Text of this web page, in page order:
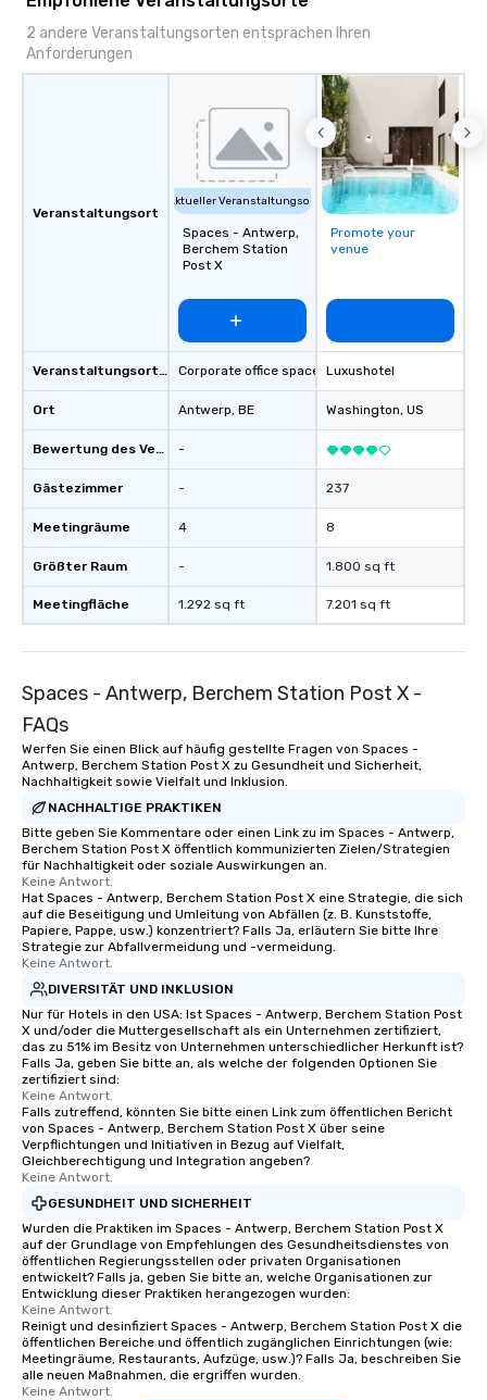
2 andere Veranstaltungsorten entsprachen Ihren
Anforderungen
Veranstaltungsort
Veranstaltungsortstyp
Ort
Bewertung des Veranstaltungsortes
Gästezimmer
Meetingräume
Größter Raum
Meetingfläche
Aktueller Veranstaltungsort
Spaces - Antwerp,
Berchem Station
Post X
Corporate office space
Antwerp, BE
-
-
4
-
1.292 sq ft
Promote your
venue
Luxushotel
Washington, US
237
8
1.800 sq ft
7.201 sq ft
Spaces - Antwerp, Berchem Station Post X -
FAQs
Werfen Sie einen Blick auf häufig gestellte Fragen von Spaces -
Antwerp, Berchem Station Post X zu Gesundheit und Sicherheit,
Nachhaltigkeit sowie Vielfalt und Inklusion.
NACHHALTIGE PRAKTIKEN
Bitte geben Sie Kommentare oder einen Link zu im Spaces - Antwerp,
Berchem Station Post X öffentlich kommunizierten Zielen/Strategien
für Nachhaltigkeit oder soziale Auswirkungen an.
Keine Antwort.
Hat Spaces - Antwerp, Berchem Station Post X eine Strategie, die sich
auf die Beseitigung und Umleitung von Abfällen (z. B. Kunststoffe,
Papiere, Pappe, usw.) konzentriert? Falls Ja, erläutern Sie bitte Ihre
Strategie zur Abfallvermeidung und -vermeidung.
Keine Antwort.
DIVERSITÄT UND INKLUSION
Nur für Hotels in den USA: Ist Spaces - Antwerp, Berchem Station Post
X und/oder die Muttergesellschaft als ein Unternehmen zertifiziert,
das zu 51% im Besitz von Unternehmen unterschiedlicher Herkunft ist?
Falls Ja, geben Sie bitte an, als welche der folgenden Optionen Sie
zertifiziert sind:
Keine Antwort.
Falls zutreffend, könnten Sie bitte einen Link zum öffentlichen Bericht
von Spaces - Antwerp, Berchem Station Post X über seine
Verpflichtungen und Initiativen in Bezug auf Vielfalt,
Gleichberechtigung und Integration angeben?
Keine Antwort.
GESUNDHEIT UND SICHERHEIT
Wurden die Praktiken im Spaces - Antwerp, Berchem Station Post X
auf der Grundlage von Empfehlungen des Gesundheitsdienstes von
öffentlichen Regierungsstellen oder privaten Organisationen
entwickelt? Falls ja, geben Sie bitte an, welche Organisationen zur
Entwicklung dieser Praktiken herangezogen wurden:
Keine Antwort.
Reinigt und desinfiziert Spaces - Antwerp, Berchem Station Post X die
öffentlichen Bereiche und öffentlich zugänglichen Einrichtungen (wie:
Meetingräume, Restaurants, Aufzüge, usw.)? Falls Ja, beschreiben Sie
alle neuen Maßnahmen, die ergriffen wurden.
Keine Antwort.